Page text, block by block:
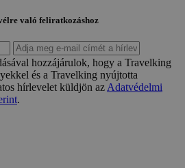
való feliratkozáshoz
hozzájárulok, hogy a Travelking
és a Travelking nyújtotta
hírlevelet küldjön az Adatvédelmi
.